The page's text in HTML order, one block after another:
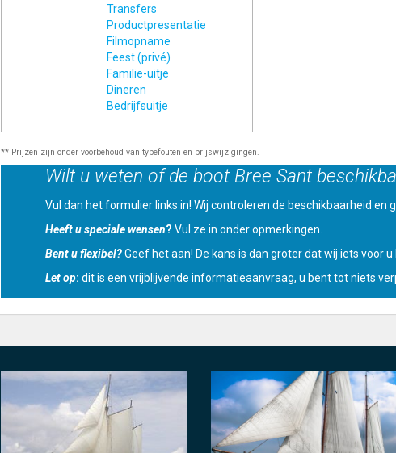
Transfers
Productpresentatie
Filmopname
Feest (privé)
Familie-uitje
Dineren
Bedrijfsuitje
** Prijzen zijn onder voorbehoud van typefouten en prijswijzigingen.
Wilt u weten of de boot Bree Sant
Vul dan het formulier links in! Wij controleren de beschikbaarheid en
Heeft u speciale wensen? Vul ze in onder opmerkingen.
Bent u flexibel?Geef het aan! De kans is dan groter dat wij iets voor u
Let op: dit is een vrijblijvende informatieaanvraag, u bent tot niets